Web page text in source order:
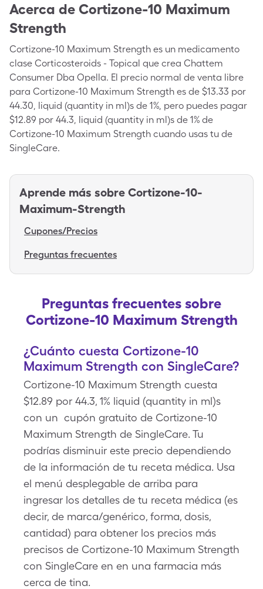
Acerca de Cortizone-10 Maximum
Strength
Cortizone-10 Maximum Strength es un medicamento
clase Corticosteroids - Topical que crea Chattem
Consumer Dba Opella. El precio normal de venta libre
para Cortizone-10 Maximum Strength es de $13.33 por
44.30, liquid (quantity in ml)s de 1%, pero puedes pagar
$12.89 por 44.3, liquid (quantity in ml)s de 1% de
Cortizone-10 Maximum Strength cuando usas tu de
SingleCare.
Aprende más sobre Cortizone-10-
Maximum-Strength
Cupones/Precios
Preguntas frecuentes
Preguntas frecuentes sobre
Cortizone-10 Maximum Strength
¿Cuánto cuesta Cortizone-10
Maximum Strength con SingleCare?
Cortizone-10 Maximum Strength cuesta
$12.89 por 44.3, 1% liquid (quantity in ml)s
con un cupón gratuito de Cortizone-10
Maximum Strength de SingleCare. Tu
podrías disminuir este precio dependiendo
de la información de tu receta médica. Usa
el menú desplegable de arriba para
ingresar los detalles de tu receta médica (es
decir, de marca/genérico, forma, dosis,
cantidad) para obtener los precios más
precisos de Cortizone-10 Maximum Strength
con SingleCare en en una farmacia más
cerca de tina.